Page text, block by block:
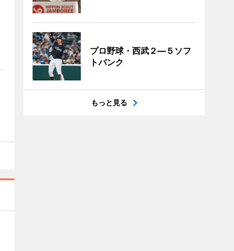
プロ野球・西武２―５ソフ
トバンク
もっと見る